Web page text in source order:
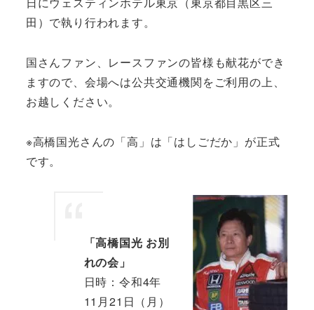
田）で執り行われます。
国さんファン、レースファンの皆様も献花ができ
ますので、会場へは公共交通機関をご利用の上、
お越しください。
※高橋国光さんの「高」は「はしごだか」が正式
です。
「高橋国光 お別
れの会」
日時：令和4年
11月21日（月）